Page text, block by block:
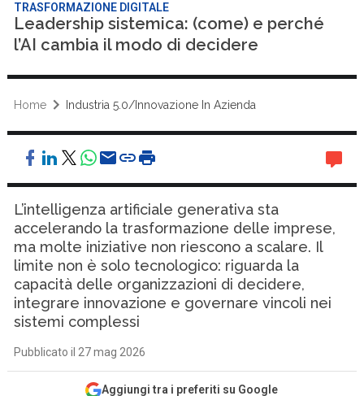
TRASFORMAZIONE DIGITALE
Leadership sistemica: (come) e perché
l’AI cambia il modo di decidere
Home Industria 5.0/Innovazione In Azienda
L’intelligenza artificiale generativa sta
accelerando la trasformazione delle imprese,
ma molte iniziative non riescono a scalare. Il
limite non è solo tecnologico: riguarda la
capacità delle organizzazioni di decidere,
integrare innovazione e governare vincoli nei
sistemi complessi
Pubblicato il 27 mag 2026
Aggiungi tra i preferiti su Google